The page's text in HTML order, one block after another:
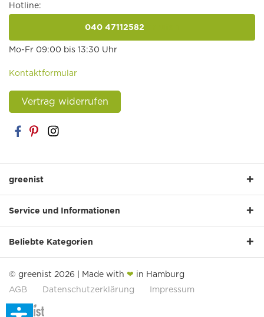
Hotline:
040 47112582
Mo-Fr 09:00 bis 13:30 Uhr
Kontaktformular
Vertrag widerrufen
greenist
Service und Informationen
Beliebte Kategorien
© greenist 2026 | Made with ❤ in Hamburg
AGB
Datenschutzerklärung Impressum